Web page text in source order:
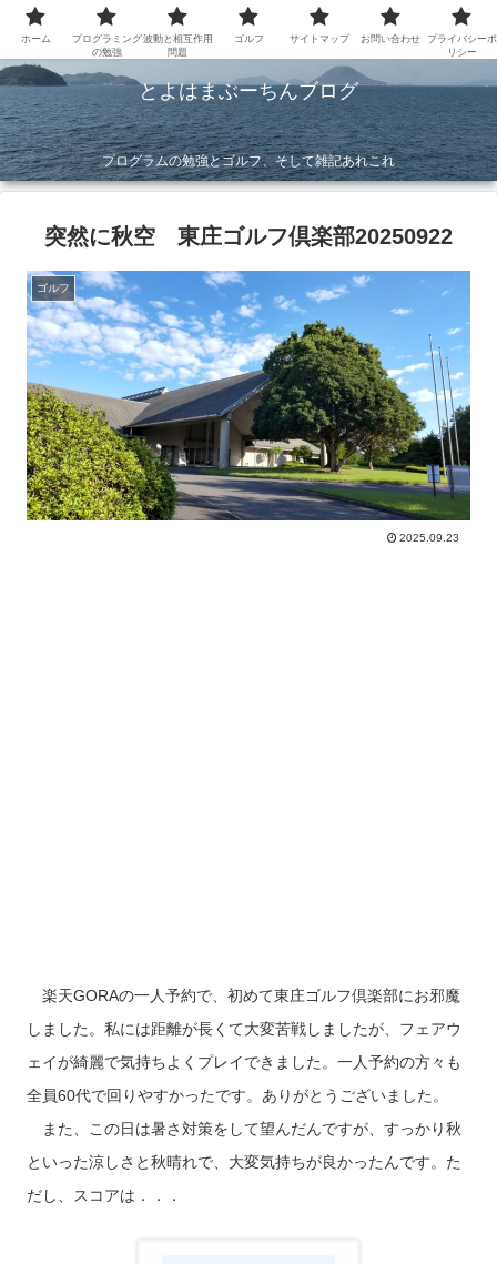
とよはまぶーちんブログ
プログラムの勉強とゴルフ、そして雑記あれこれ
突然に秋空 東庄ゴルフ倶楽部20250922
ゴルフ
2025.09.23
楽天GORAの一人予約で、初めて東庄ゴルフ倶楽部にお邪魔
しました。私には距離が長くて大変苦戦しましたが、フェアウ
ェイが綺麗で気持ちよくプレイできました。一人予約の方々も
全員60代で回りやすかったです。ありがとうございました。
また、この日は暑さ対策をして望んだんですが、すっかり秋
といった涼しさと秋晴れで、大変気持ちが良かったんです。た
だし、スコアは．．．
ホーム
プログラミング
の勉強
波動と相互作用
問題
ゴルフ サイトマップ お問い合わせ
プライバシーポ
リシー